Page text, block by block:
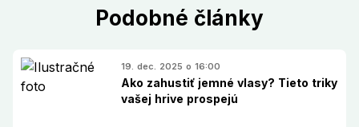
Podobné články
19. dec. 2025 o 16:00
Ako zahustiť jemné vlasy? Tieto triky
vašej hrive prospejú